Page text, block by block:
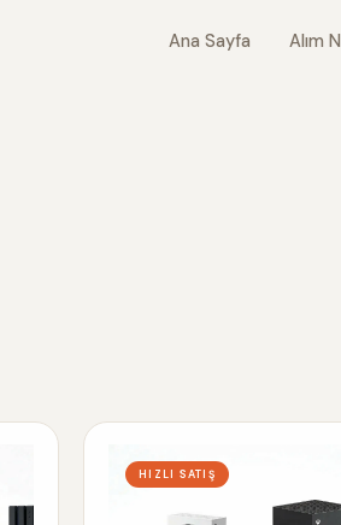
Ana Sayfa Alım
HIZLI SATIŞ